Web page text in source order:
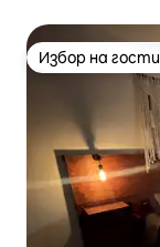
Избор на
Избор на